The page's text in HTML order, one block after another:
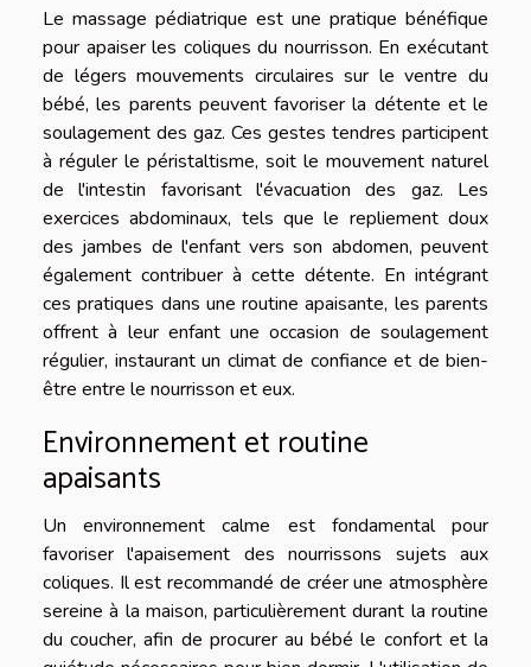
Le massage pédiatrique est une pratique bénéfique
pour apaiser les coliques du nourrisson. En exécutant
de légers mouvements circulaires sur le ventre du
bébé, les parents peuvent favoriser la détente et le
soulagement des gaz. Ces gestes tendres participent
à réguler le péristaltisme, soit le mouvement naturel
de l'intestin favorisant l'évacuation des gaz. Les
exercices abdominaux, tels que le repliement doux
des jambes de l'enfant vers son abdomen, peuvent
également contribuer à cette détente. En intégrant
ces pratiques dans une routine apaisante, les parents
offrent à leur enfant une occasion de soulagement
régulier, instaurant un climat de confiance et de bien-
être entre le nourrisson et eux.
Environnement et routine
apaisants
Un environnement calme est fondamental pour
favoriser l'apaisement des nourrissons sujets aux
coliques. Il est recommandé de créer une atmosphère
sereine à la maison, particulièrement durant la routine
du coucher, afin de procurer au bébé le confort et la